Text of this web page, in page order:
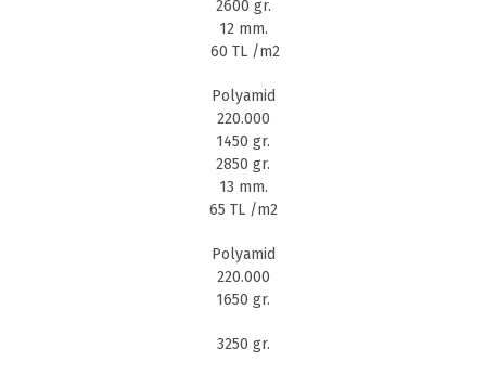
2600 gr.
12 mm.
60 TL /m2
Polyamid
220.000
1450 gr.
2850 gr.
13 mm.
65 TL /m2
Polyamid
220.000
1650 gr.
3250 gr.